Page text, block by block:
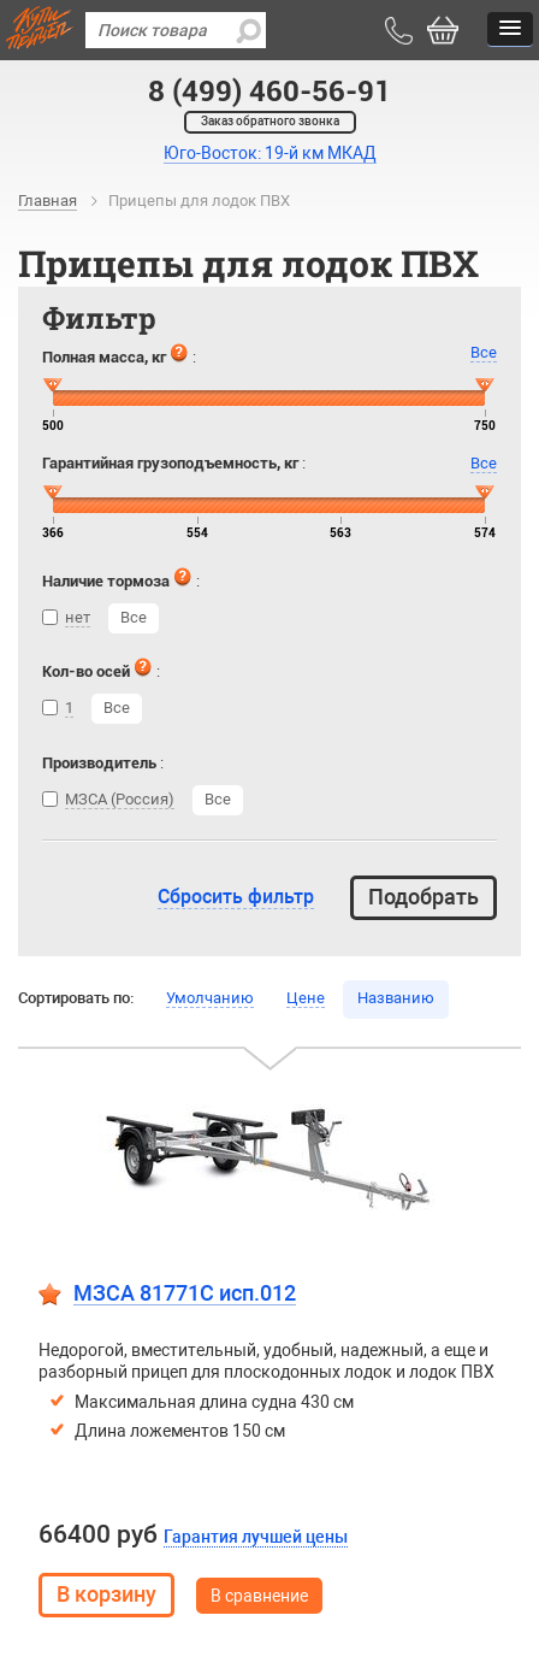
8 (499) 460-56-91
Заказ обратного звонка
Юго-Восток: 19-й км МКАД
Главная Прицепы для лодок ПВХ
Прицепы для лодок ПВХ
Фильтр
Полная масса, кг : Все
500 750
Гарантийная грузоподъемность, кг: Все
366 554 563 574
Наличие тормоза
:
нет
Все
Кол-во осей
:
1
Все
Производитель :
МЗСА (Россия)
Все
Сбросить фильтр
Сортировать по: Умолчанию Цене Названию
МЗСА 81771C исп.012
Недорогой, вместительный, удобный, надежный, а еще и
разборный прицеп для плоскодонных лодок и лодок ПВХ
Максимальная длина судна 430 см
Длина ложементов 150 см
66400 руб Гарантия лучшей цены
В сравнение